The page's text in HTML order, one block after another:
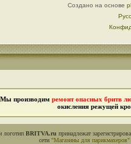
Создано на основе
Мы производим ремонт опасных бритв
окисления режущей
логотип BRITVA.ru принадлежат
сети "Магазины для парикмахеров"